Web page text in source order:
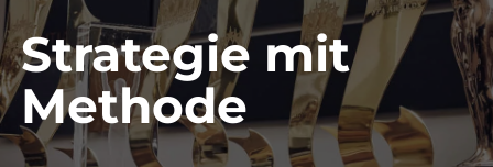
Strategie mit
Methode